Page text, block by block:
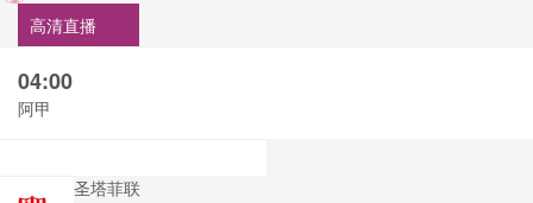
高清直播
04:00
阿甲
圣塔菲联